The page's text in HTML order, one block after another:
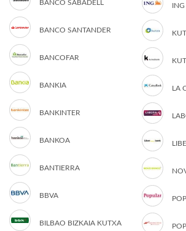
BANCO SABADELL
BANCO SANTANDER
BANCOFAR
BANKIA
BANKINTER
BANKOA
BANTIERRA
BBVA
BILBAO BIZKAIA KUTXA
ING
LA